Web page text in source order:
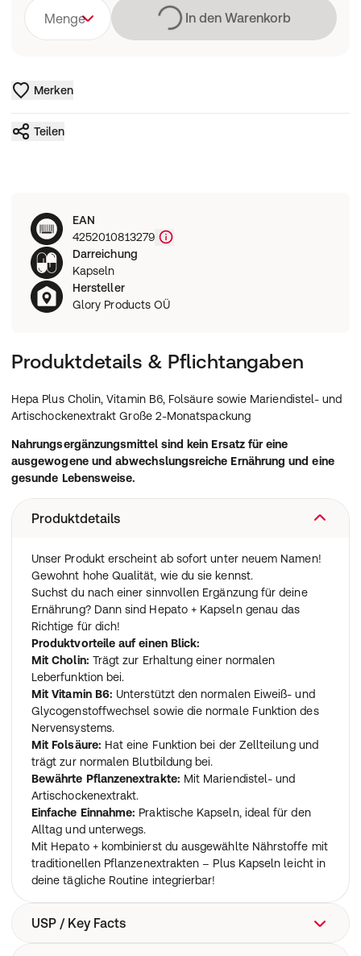
Menge LädtIn den Warenkorb
Merken
Teilen
EAN
4252010813279
Darreichung
Kapseln
Hersteller
Glory Products OÜ
Produktdetails & Pflichtangaben
Hepa Plus Cholin, Vitamin B6, Folsäure sowie Mariendistel- und
Artischockenextrakt Große 2-Monatspackung
Nahrungsergänzungsmittel sind kein Ersatz für eine
ausgewogene und abwechslungsreiche Ernährung und eine
gesunde Lebensweise.
Produktdetails
Unser Produkt erscheint ab sofort unter neuem Namen!
Gewohnt hohe Qualität, wie du sie kennst.
Suchst du nach einer sinnvollen Ergänzung für deine
Ernährung? Dann sind Hepato + Kapseln genau das
Richtige für dich!
Produktvorteile auf einen Blick:
Mit Cholin: Trägt zur Erhaltung einer normalen
Leberfunktion bei.
Mit Vitamin B6: Unterstützt den normalen Eiweiß- und
Glycogenstoffwechsel sowie die normale Funktion des
Nervensystems.
Mit Folsäure: Hat eine Funktion bei der Zellteilung und
trägt zur normalen Blutbildung bei.
Bewährte Pflanzenextrakte: Mit Mariendistel- und
Artischockenextrakt.
Einfache Einnahme: Praktische Kapseln, ideal für den
Alltag und unterwegs.
Mit Hepato + kombinierst du ausgewählte Nährstoffe mit
traditionellen Pflanzenextrakten – Plus Kapseln leicht in
deine tägliche Routine integrierbar!
USP / Key Facts